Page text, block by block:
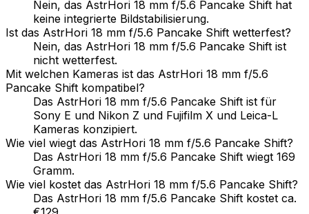
Nein, das AstrHori 18 mm f/5.6 Pancake Shift hat
keine integrierte Bildstabilisierung.
Ist das AstrHori 18 mm f/5.6 Pancake Shift wetterfest?
Nein, das AstrHori 18 mm f/5.6 Pancake Shift ist
nicht wetterfest.
Mit welchen Kameras ist das AstrHori 18 mm f/5.6
Pancake Shift kompatibel?
Das AstrHori 18 mm f/5.6 Pancake Shift ist für
Sony E und Nikon Z und Fujifilm X und Leica-L
Kameras konzipiert.
Wie viel wiegt das AstrHori 18 mm f/5.6 Pancake Shift?
Das AstrHori 18 mm f/5.6 Pancake Shift wiegt 169
Gramm.
Wie viel kostet das AstrHori 18 mm f/5.6 Pancake Shift?
Das AstrHori 18 mm f/5.6 Pancake Shift kostet ca.